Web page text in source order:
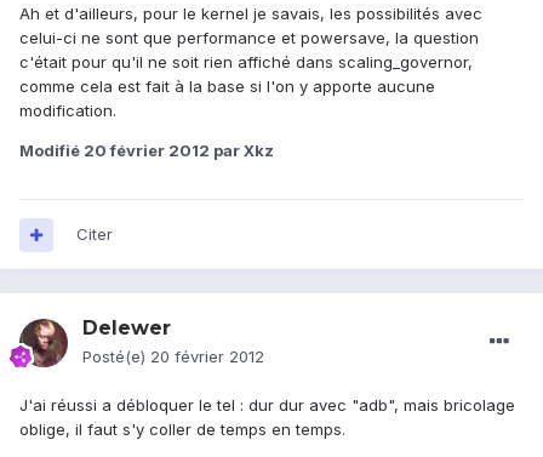
Ah et d'ailleurs, pour le kernel je savais, les possibilités avec
celui-ci ne sont que performance et powersave, la question
c'était pour qu'il ne soit rien affiché dans scaling_governor,
comme cela est fait à la base si l'on y apporte aucune
modification.
Modifié 20 février 2012 par Xkz
Citer
Delewer
Posté(e) 20 février 2012
J'ai réussi a débloquer le tel : dur dur avec "adb", mais bricolage
oblige, il faut s'y coller de temps en temps.